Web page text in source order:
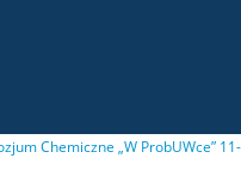
Chemiczne „W ProbUWce”